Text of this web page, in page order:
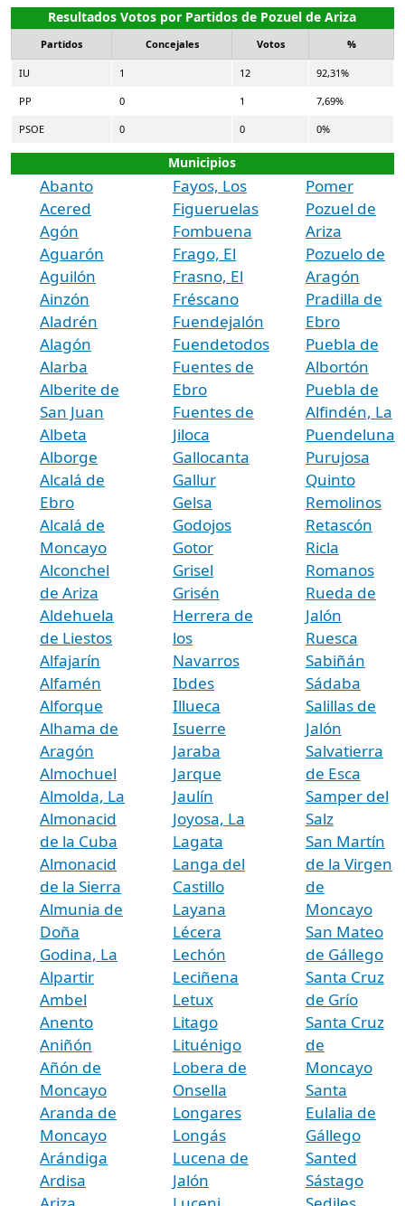
Resultados Votos por Partidos de Pozuel de Ariza
Partidos Concejales Votos %
IU 1 12 92,31%
PP 0 1 7,69%
PSOE 0 0 0%
Municipios
Abanto
Acered
Agón
Aguarón
Aguilón
Ainzón
Aladrén
Alagón
Alarba
Alberite de
San Juan
Albeta
Alborge
Alcalá de
Ebro
Alcalá de
Moncayo
Alconchel
de Ariza
Aldehuela
de Liestos
Alfajarín
Alfamén
Alforque
Alhama de
Aragón
Almochuel
Almolda, La
Almonacid
de la Cuba
Almonacid
de la Sierra
Almunia de
Doña
Godina, La
Alpartir
Ambel
Anento
Aniñón
Añón de
Moncayo
Aranda de
Moncayo
Arándiga
Ardisa
Fayos, Los
Figueruelas
Fombuena
Frago, El
Frasno, El
Fréscano
Fuendejalón
Fuendetodos
Fuentes de
Ebro
Fuentes de
Jiloca
Gallocanta
Gallur
Gelsa
Godojos
Gotor
Grisel
Grisén
Herrera de
los
Navarros
Ibdes
Illueca
Isuerre
Jaraba
Jarque
Jaulín
Joyosa, La
Lagata
Langa del
Castillo
Layana
Lécera
Lechón
Leciñena
Letux
Litago
Lituénigo
Lobera de
Onsella
Longares
Longás
Lucena de
Jalón
Pomer
Pozuel de
Ariza
Pozuelo de
Aragón
Pradilla de
Ebro
Puebla de
Albortón
Puebla de
Alfindén, La
Puendeluna
Purujosa
Quinto
Remolinos
Retascón
Ricla
Romanos
Rueda de
Jalón
Ruesca
Sabiñán
Sádaba
Salillas de
Jalón
Salvatierra
de Esca
Samper del
Salz
San Martín
de la Virgen
de
Moncayo
San Mateo
de Gállego
Santa Cruz
de Grío
Santa Cruz
de
Moncayo
Santa
Eulalia de
Gállego
Santed
Sástago